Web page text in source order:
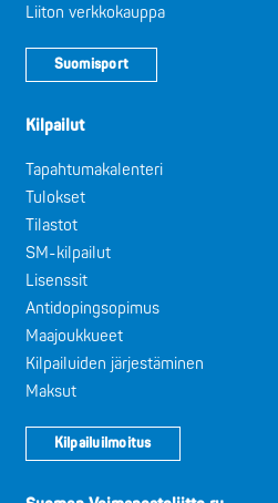
Liiton verkkokauppa
Suomisport
Kilpailut
Tapahtumakalenteri
Tulokset
Tilastot
SM-kilpailut
Lisenssit
Antidopingsopimus
Maajoukkueet
Kilpailuiden järjestäminen
Maksut
Kilpailuilmoitus